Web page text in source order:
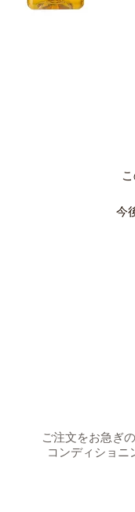
今
ご注文をお急ぎ
コンディショニ